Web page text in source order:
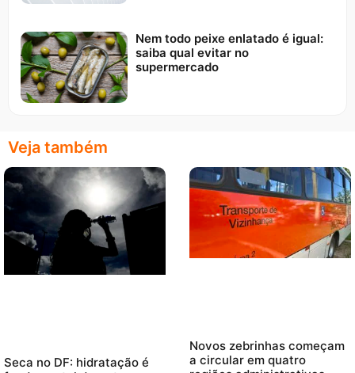
Nem todo peixe enlatado é igual:
saiba qual evitar no
supermercado
Veja também
Seca no DF: hidratação é
Novos zebrinhas começam
a circular em quatro